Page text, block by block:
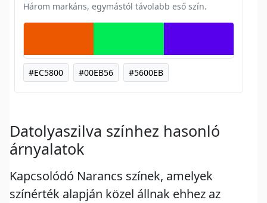
Három markáns, egymástól távolabb eső szín.
#EC5800 #00EB56 #5600EB
Datolyaszilva színhez hasonló
árnyalatok
Kapcsolódó Narancs színek, amelyek
színérték alapján közel állnak ehhez az